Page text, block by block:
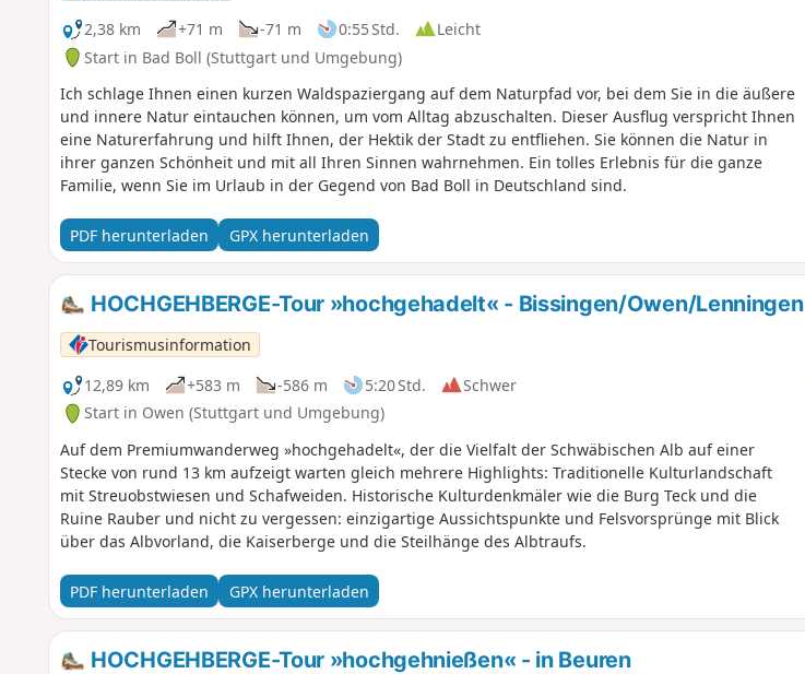
2,38 km
+71 m -71 m 0:55 Std.
Leicht
Start in Bad Boll (Stuttgart und Umgebung)
Ich schlage Ihnen einen kurzen Waldspaziergang auf dem Naturpfad vor, bei dem Sie in die äußere
und innere Natur eintauchen können, um vom Alltag abzuschalten. Dieser Ausflug verspricht Ihnen
eine Naturerfahrung und hilft Ihnen, der Hektik der Stadt zu entfliehen. Sie können die Natur in
ihrer ganzen Schönheit und mit all Ihren Sinnen wahrnehmen. Ein tolles Erlebnis für die ganze
Familie, wenn Sie im Urlaub in der Gegend von Bad Boll in Deutschland sind.
PDF herunterladen GPX herunterladen
HOCHGEHBERGE-Tour »hochgehadelt« - Bissingen/Owen/Lenningen
Tourismusinformation
12,89 km
+583 m -586 m 5:20 Std.
Schwer
Start in Owen (Stuttgart und Umgebung)
Auf dem Premiumwanderweg »hochgehadelt«, der die Vielfalt der Schwäbischen Alb auf einer
Stecke von rund 13 km aufzeigt warten gleich mehrere Highlights: Traditionelle Kulturlandschaft
mit Streuobstwiesen und Schafweiden. Historische Kulturdenkmäler wie die Burg Teck und die
Ruine Rauber und nicht zu vergessen: einzigartige Aussichtspunkte und Felsvorsprünge mit Blick
über das Albvorland, die Kaiserberge und die Steilhänge des Albtraufs.
PDF herunterladen GPX herunterladen
HOCHGEHBERGE-Tour »hochgehnießen« - in Beuren